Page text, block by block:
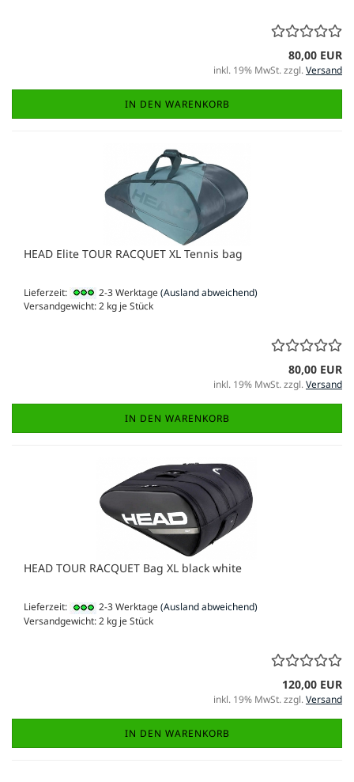
80,00 EUR
inkl. 19% MwSt. zzgl.Versand
IN DEN WARENKORB
HEAD Elite TOUR RACQUET XL Tennis bag
Lieferzeit: 2-3 Werktage(Ausland abweichend)
Versandgewicht:2 kg je Stück
80,00 EUR
inkl. 19% MwSt. zzgl.Versand
IN DEN WARENKORB
HEAD TOUR RACQUET Bag XL black white
Lieferzeit: 2-3 Werktage(Ausland abweichend)
Versandgewicht:2 kg je Stück
120,00 EUR
inkl. 19% MwSt. zzgl.Versand
IN DEN WARENKORB